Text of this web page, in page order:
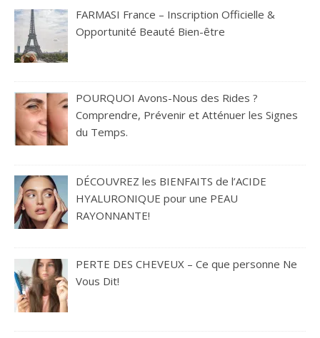
FARMASI France – Inscription Officielle &
Opportunité Beauté Bien-être
POURQUOI Avons-Nous des Rides ?
Comprendre, Prévenir et Atténuer les Signes
du Temps.
DÉCOUVREZ les BIENFAITS de l’ACIDE
HYALURONIQUE pour une PEAU
RAYONNANTE!
PERTE DES CHEVEUX – Ce que personne Ne
Vous Dit!